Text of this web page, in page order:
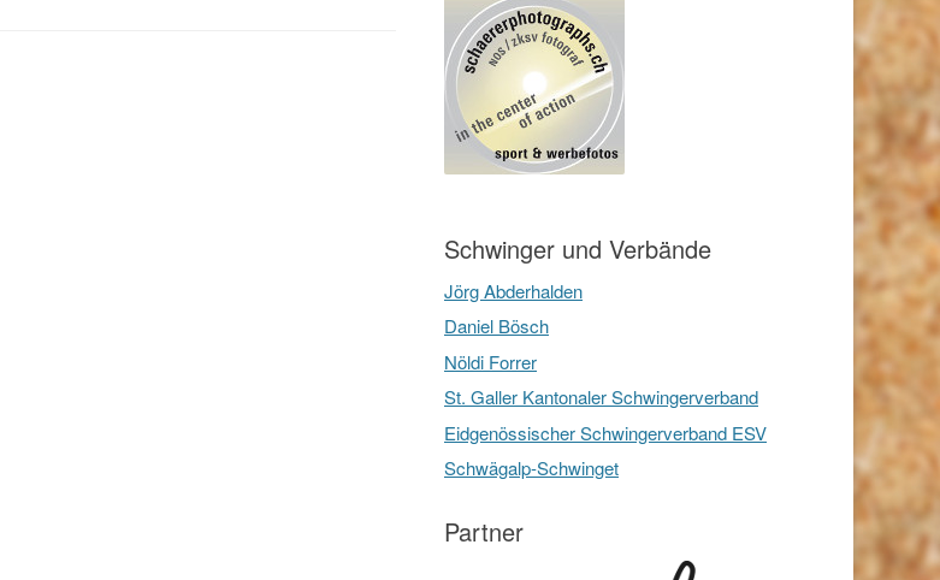
Schwinger und Verbände
Jörg Abderhalden
Daniel Bösch
Nöldi Forrer
St. Galler Kantonaler Schwingerverband
Eidgenössischer Schwingerverband ESV
Schwägalp-Schwinget
Partner